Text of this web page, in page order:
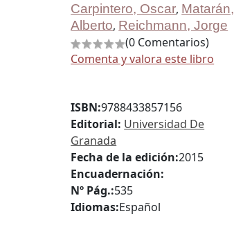
Carpintero, Oscar, Matarán,
Alberto, Reichmann, Jorge
(0 Comentarios)
Comenta y valora este libro
ISBN:9788433857156
Editorial: Universidad De
Granada
Fecha de la edición:2015
Encuadernación:
Nº Pág.:535
Idiomas:Español